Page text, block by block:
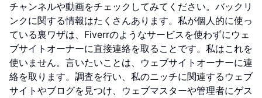
チャンネルや動画をチェックしてみてください。バックリ
ンクに関する情報はたくさんあります。私が個人的に使っ
ている裏ワザは、Fiverrのようなサービスを使わずにウェ
ブサイトオーナーに直接連絡を取ることです。私はこれを
使いません。言いたいことは、ウェブサイトオーナーに連
絡を取ります。調査を行い、私のニッチに関連するウェブ
サイトやブログを見つけ、ウェブマスターや管理者にゲス